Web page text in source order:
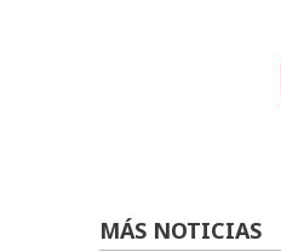
MÁS NOTICIAS